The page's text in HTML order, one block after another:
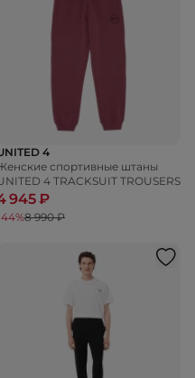
4
спортивные штаны
4 TRACKSUIT TROUSERS
945 ₽
8 990 ₽